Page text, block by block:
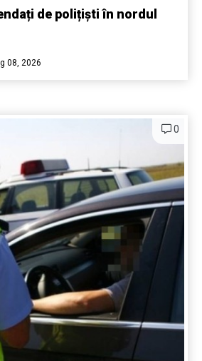
de polițiști în nordul
08, 2026
0